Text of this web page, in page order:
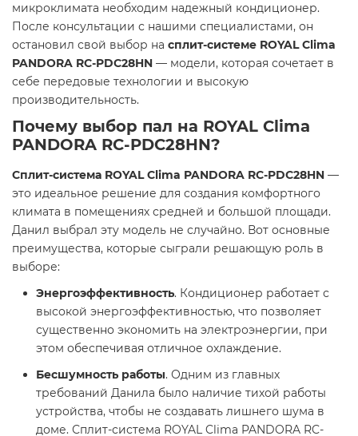
микроклимата необходим надежный кондиционер.
После консультации с нашими специалистами, он
остановил свой выбор на сплит-системе ROYAL Clima
PANDORA RC-PDC28HN — модели, которая сочетает в
себе передовые технологии и высокую
производительность.
Почему выбор пал на ROYAL Clima
PANDORA RC-PDC28HN?
Сплит-система ROYAL Clima PANDORA RC-PDC28HN —
это идеальное решение для создания комфортного
климата в помещениях средней и большой площади.
Данил выбрал эту модель не случайно. Вот основные
преимущества, которые сыграли решающую роль в
выборе:
Энергоэффективность. Кондиционер работает с
высокой энергоэффективностью, что позволяет
существенно экономить на электроэнергии, при
этом обеспечивая отличное охлаждение.
Бесшумность работы. Одним из главных
требований Данила было наличие тихой работы
устройства, чтобы не создавать лишнего шума в
доме. Сплит-система ROYAL Clima PANDORA RC-